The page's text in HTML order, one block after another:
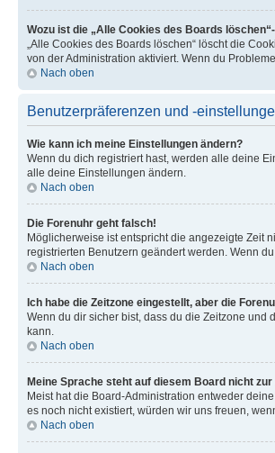
Wozu ist die „Alle Cookies des Boards
„Alle Cookies des Boards löschen“ löscht die
von der Administration aktiviert. Wenn du
Nach oben
Benutzerpräferenzen und -
Wie kann ich meine Einstellungen ändern?
Wenn du dich registriert hast, werden alle deine
alle deine Einstellungen ändern.
Nach oben
Die Forenuhr geht falsch!
Möglicherweise ist entspricht die angezeigte Zeit
registrierten Benutzern geändert werden. Wenn
Nach oben
Ich habe die Zeitzone eingestellt, aber die
Wenn du dir sicher bist, dass du die Zeitzone und
kann.
Nach oben
Meine Sprache steht auf diesem Board nicht zur
Meist hat die Board-Administration entweder
es noch nicht existiert, würden wir uns freuen,
Nach oben